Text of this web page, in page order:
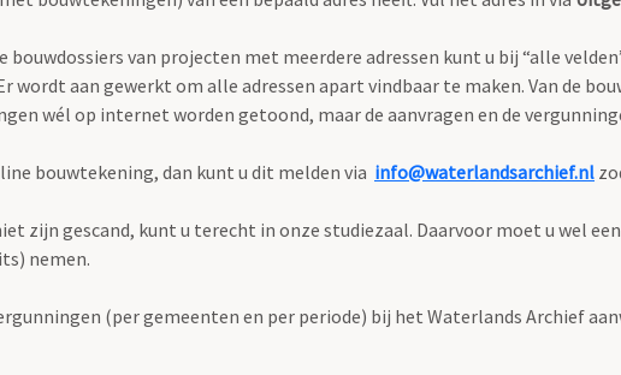
van projecten met meerdere adressen kunt u bij “alle
aan gewerkt om alle adressen apart vindbaar te maken. Van de
wél op internet worden getoond, maar de aanvragen en de
bouwtekening, dan kunt u dit melden via info@waterlandsarchief.nl
zijn gescand, kunt u terecht in onze studiezaal. Daarvoor moet u wel een
nemen.
(per gemeenten en per periode) bij het Waterlands Archief